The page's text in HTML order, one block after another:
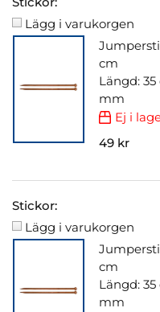
Lägg i varukorgen
cm
Längd: 35
mm
Ej i
49 kr
Stickor:
Lägg i varukorgen
cm
Längd:
mm